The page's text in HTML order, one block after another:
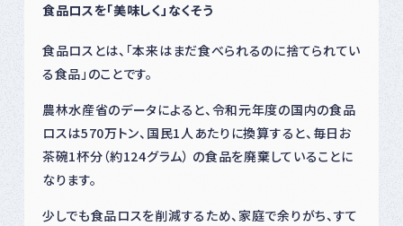
食品ロスを「美味しく」なくそう
食品ロスとは、「本来はまだ食べられるのに捨てられてい
る食品」のことです。
農林水産省のデータによると、令和元年度の国内の食品
ロスは570万トン、国民1人あたりに換算すると、毎日お
茶碗1杯分（約124グラム） の食品を廃棄していることに
なります。
少しでも食品ロスを削減するため、家庭で余りがち、すて